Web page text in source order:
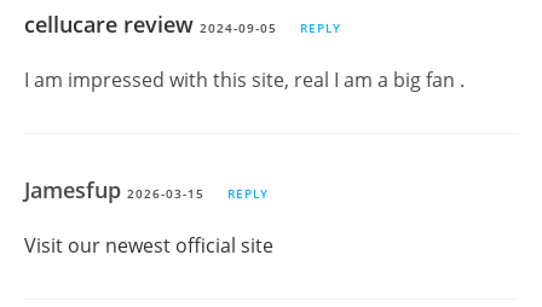
cellucare review 2024-09-05 REPLY
I am impressed with this site, real I am a big fan .
Jamesfup 2026-03-15 REPLY
Visit our newest official site